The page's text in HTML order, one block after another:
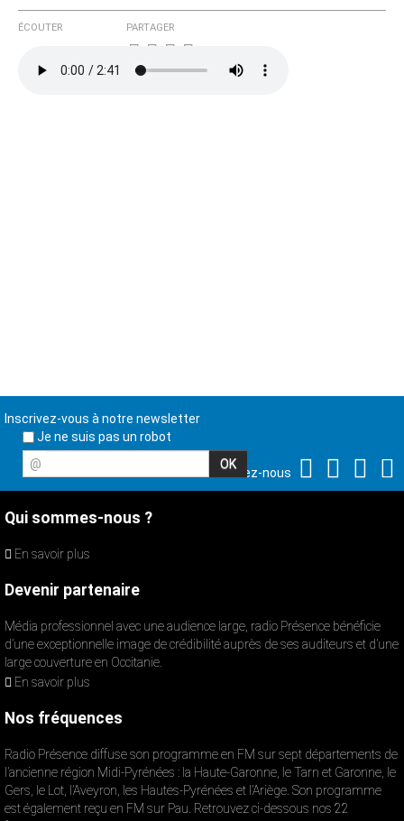
ÉCOUTER PARTAGER
Inscrivez-vous à notre newsletter
Je ne suis pas un robot
@
Suivez-nous
Qui sommes-nous ?
En savoir plus
Devenir partenaire
Média professionnel avec une audience large, radio Présence bénéficie
d’une exceptionnelle image de crédibilité auprès de ses auditeurs et d’une
large couverture en Occitanie.
En savoir plus
Nos fréquences
Radio Présence diffuse son programme en FM sur sept départements de
l’ancienne région Midi-Pyrénées : la Haute-Garonne, le Tarn et Garonne, le
Gers, le Lot, l’Aveyron, les Hautes-Pyrénées et l’Ariège. Son programme
est également reçu en FM sur Pau. Retrouvez ci-dessous nos 22